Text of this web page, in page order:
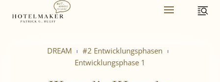
DREAM
#2 Entwicklungsphasen
Entwicklungsphase 1